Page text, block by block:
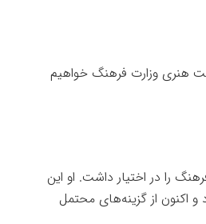
هنری وزارت فرهنگ خواهیم
هنری وزیر فرهنگ را در اختیار داشت. او این
اکنون از گزینه‌های محتمل